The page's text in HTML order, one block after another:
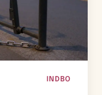
INDBO